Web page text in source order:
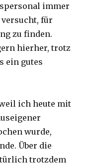
immer
für
zu finden.
hierher, trotz
ein gutes
ich heute mit
wurde,
Über die
trotzdem